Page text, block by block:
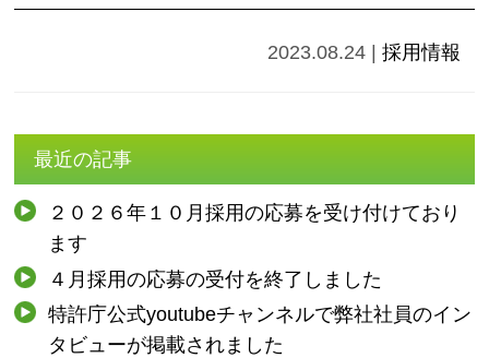
2023.08.24 |採用情報
最近の記事
２０２６年１０月採用の応募を受け付けており
ます
４月採用の応募の受付を終了しました
特許庁公式youtubeチャンネルで弊社社員のイン
タビューが掲載されました